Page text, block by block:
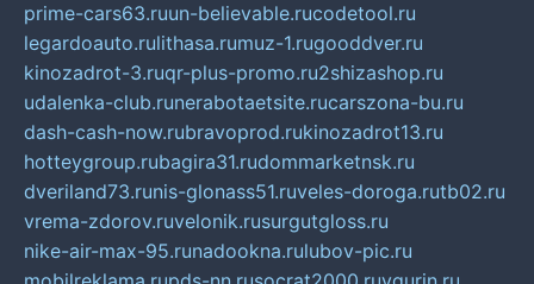
prime-cars63.ruun-believable.rucodetool.ru
legardoauto.rulithasa.rumuz-1.rugooddver.ru
kinozadrot-3.ruqr-plus-promo.ru2shizashop.ru
udalenka-club.runerabotaetsite.rucarszona-bu.ru
dash-cash-now.rubravoprod.rukinozadrot13.ru
hotteygroup.rubagira31.rudommarketnsk.ru
dveriland73.runis-glonass51.ruveles-doroga.rutb02.ru
vrema-zdorov.ruvelonik.rusurgutgloss.ru
nike-air-max-95.runadookna.rulubov-pic.ru